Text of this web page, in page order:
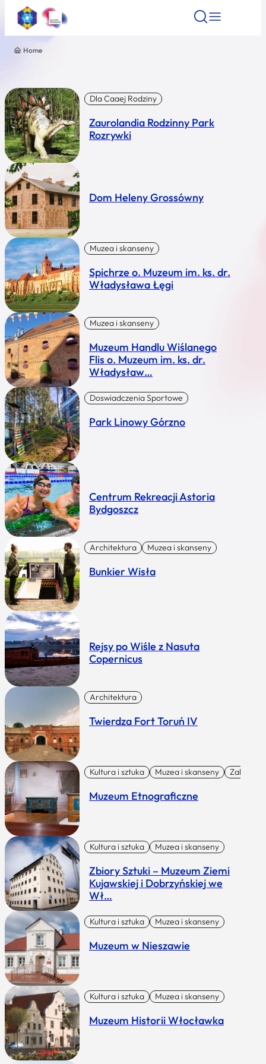
Nazwa atrakcji
Miasto
Kategoria
Home
Dla Caaej Rodziny
Zaurolandia Rodzinny Park
Rozrywki
Dom Heleny Grossówny
Muzea i skanseny
Spichrze o. Muzeum im. ks. dr.
Władysława Łęgi
Muzea i skanseny
Muzeum Handlu Wiślanego
Flis o. Muzeum im. ks. dr.
Władysław…
Doswiadczenia Sportowe
Park Linowy Górzno
Centrum Rekreacji Astoria
Bydgoszcz
Architektura Muzea i skanseny
Bunkier Wisła
Rejsy po Wiśle z Nasuta
Copernicus
Architektura
Twierdza Fort Toruń IV
Kultura i sztuka Muzea i skanseny Zabytki I
Muzeum Etnograficzne
Kultura i sztuka Muzea i skanseny
Zbiory Sztuki – Muzeum Ziemi
Kujawskiej i Dobrzyńskiej we
Wł…
Kultura i sztuka Muzea i skanseny
Muzeum w Nieszawie
Kultura i sztuka Muzea i skanseny
Muzeum Historii Włocławka